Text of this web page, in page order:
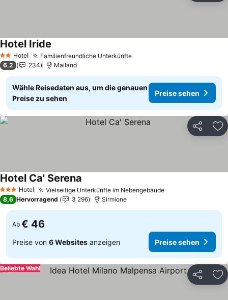
2 Sterne
Hotel Familienfreundliche Unterkünfte
Hotel Iride
6,2 234 Mailand
Wähle Reisedaten aus, um die genauen
Preise zu sehen
Preise sehen
Teilen
3 SterneHotel Vielseitige Unterkünfte im Nebengebäude
Hotel Ca' Serena
8,6 Hervorragend 3 296 Sirmione
Ab € 46
Preise von 6 Websites anzeigen Preise sehen
Teilen
Beliebte Wahl